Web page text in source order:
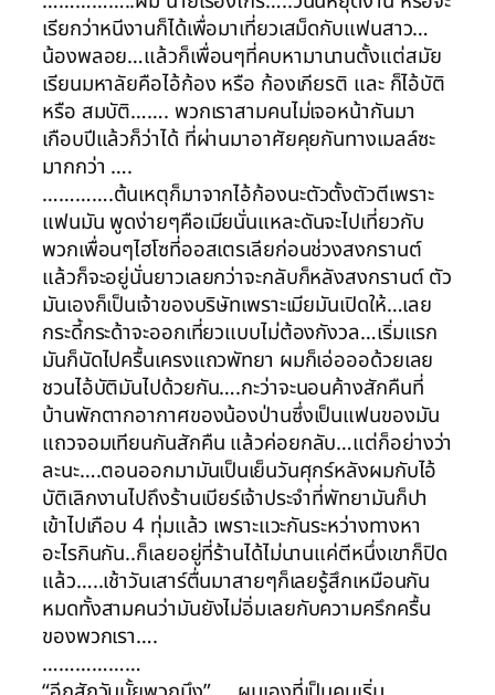
เรียกว่าหนีงานก็ได้เพื่อมาเที่ยวเสม็ดกับแฟนสาว…
น้องพลอย…แล้วก็เพื่อนๆที่คบหามานานตั้งแต่สมัย
เรียนมหาลัยคือไอ้ก้อง หรือ ก้องเกียรติ และ ก็ไอ้บัติ
หรือ สมบัติ……. พวกเราสามคนไม่เจอหน้ากันมา
เกือบปีแล้วก็ว่าได้ ที่ผ่านมาอาศัยคุยกันทางเมลล์ซะ
มากกว่า ….
………….ต้นเหตุก็มาจากไอ้ก้องนะตัวตั้งตัวตีเพราะ
แฟนมัน พูดง่ายๆคือเมียนั่นแหละดันจะไปเที่ยวกับ
พวกเพื่อนๆไฮโซที่ออสเตรเลียก่อนช่วงสงกรานต์
แล้วก็จะอยู่นั่นยาวเลยกว่าจะกลับก็หลังสงกรานต์ ตัว
มันเองก็เป็นเจ้าของบริษัทเพราะเมียมันเปิดให้…เลย
กระดี้กระด้าจะออกเที่ยวแบบไม่ต้องกังวล…เริ่มแรก
มันก็นัดไปครื้นเครงแถวพัทยา ผมก็เอ่อออด้วยเลย
ชวนไอ้บัติมันไปด้วยกัน….กะว่าจะนอนค้างสักคืนที่
บ้านพักตากอากาศของน้องป่านซึ่งเป็นแฟนของมัน
แถวจอมเทียนกันสักคืน แล้วค่อยกลับ…แต่ก็อย่างว่า
ละนะ….ตอนออกมามันเป็นเย็นวันศุกร์หลังผมกับไอ้
บัติเลิกงานไปถึงร้านเบียร์เจ้าประจำที่พัทยามันก็ปา
เข้าไปเกือบ 4 ทุ่มแล้ว เพราะแวะกันระหว่างทางหา
อะไรกินกัน..ก็เลยอยู่ที่ร้านได้ไม่นานแค่ตีหนึ่งเขาก็ปิด
แล้ว…..เช้าวันเสาร์ตื่นมาสายๆก็เลยรู้สึกเหมือนกัน
หมดทั้งสามคนว่ามันยังไม่อิ่มเลยกับความครึกครื้น
ของพวกเรา….
………………